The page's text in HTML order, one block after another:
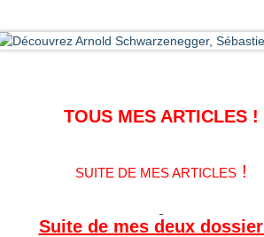
TOUS MES ARTICLES !
SUITE DE MES ARTICLES !
Suite de mes deux